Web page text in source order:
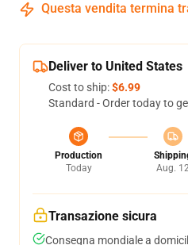
Questa vendita termina
Deliver to United States
Cost to ship:$6.99
Standard - Order today to
Production
Today
Aug.
Transazione sicura
Consegna mondiale a